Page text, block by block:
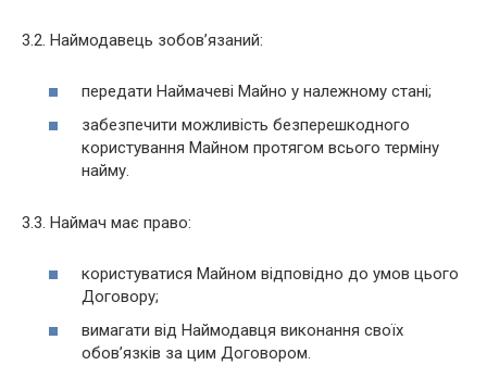
3.2. Наймодавець зобов’язаний:
передати Наймачеві Майно у належному стані;
забезпечити можливість безперешкодного
користування Майном протягом всього терміну
найму.
3.3. Наймач має право:
користуватися Майном відповідно до умов цього
Договору;
вимагати від Наймодавця виконання своїх
обов’язків за цим Договором.